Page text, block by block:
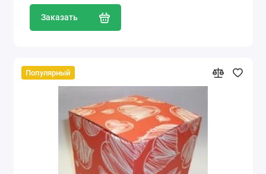
Заказать
Популярный